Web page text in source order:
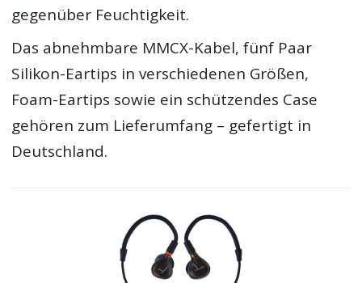
gegenüber Feuchtigkeit.
Das abnehmbare MMCX-Kabel, fünf Paar
Silikon-Eartips in verschiedenen Größen,
Foam-Eartips sowie ein schützendes Case
gehören zum Lieferumfang – gefertigt in
Deutschland.